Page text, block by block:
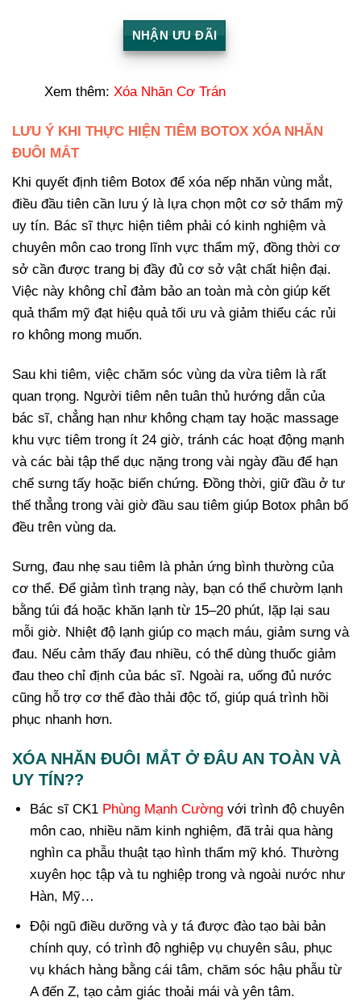
NHẬN ƯU ĐÃI
Xem thêm: Xóa Nhăn Cơ Trán
LƯU Ý KHI THỰC HIỆN TIÊM BOTOX XÓA NHĂN
ĐUÔI MẮT
Khi quyết định tiêm Botox để xóa nếp nhăn vùng mắt,
điều đầu tiên cần lưu ý là lựa chọn một cơ sở thẩm mỹ
uy tín. Bác sĩ thực hiện tiêm phải có kinh nghiệm và
chuyên môn cao trong lĩnh vực thẩm mỹ, đồng thời cơ
sở cần được trang bị đầy đủ cơ sở vật chất hiện đại.
Việc này không chỉ đảm bảo an toàn mà còn giúp kết
quả thẩm mỹ đạt hiệu quả tối ưu và giảm thiểu các rủi
ro không mong muốn.
Sau khi tiêm, việc chăm sóc vùng da vừa tiêm là rất
quan trọng. Người tiêm nên tuân thủ hướng dẫn của
bác sĩ, chẳng hạn như không chạm tay hoặc massage
khu vực tiêm trong ít 24 giờ, tránh các hoạt động mạnh
và các bài tập thể dục nặng trong vài ngày đầu để hạn
chế sưng tấy hoặc biến chứng. Đồng thời, giữ đầu ở tư
thế thẳng trong vài giờ đầu sau tiêm giúp Botox phân bố
đều trên vùng da.
Sưng, đau nhẹ sau tiêm là phản ứng bình thường của
cơ thể. Để giảm tình trạng này, bạn có thể chườm lạnh
bằng túi đá hoặc khăn lạnh từ 15–20 phút, lặp lại sau
mỗi giờ. Nhiệt độ lạnh giúp co mạch máu, giảm sưng và
đau. Nếu cảm thấy đau nhiều, có thể dùng thuốc giảm
đau theo chỉ định của bác sĩ. Ngoài ra, uống đủ nước
cũng hỗ trợ cơ thể đào thải độc tố, giúp quá trình hồi
phục nhanh hơn.
XÓA NHĂN ĐUÔI MẮT Ở ĐÂU AN TOÀN VÀ
UY TÍN??
Bác sĩ CK1 Phùng Mạnh Cường với trình độ chuyên
môn cao, nhiều năm kinh nghiệm, đã trải qua hàng
nghìn ca phẫu thuật tạo hình thẩm mỹ khó. Thường
xuyên học tập và tu nghiệp trong và ngoài nước như
Hàn, Mỹ…
Đội ngũ điều dưỡng và y tá được đào tạo bài bản
chính quy, có trình độ nghiệp vụ chuyên sâu, phục
vụ khách hàng bằng cái tâm, chăm sóc hậu phẫu từ
A đến Z, tạo cảm giác thoải mái và yên tâm.